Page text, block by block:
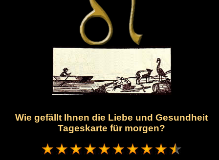
Wie gefällt Ihnen die Liebe und Gesundheit
Tageskarte für morgen?